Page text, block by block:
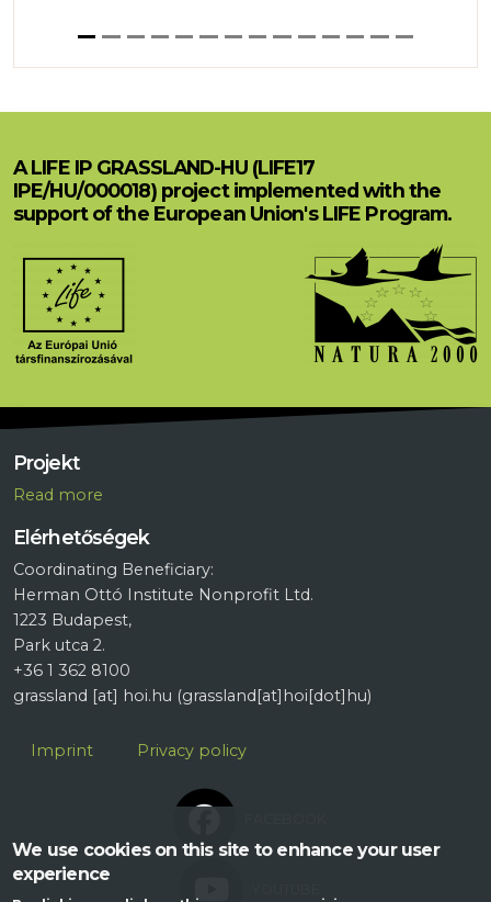
A LIFE IP GRASSLAND-HU (LIFE17
IPE/HU/000018) project implemented with the
support of the European Union's LIFE Program.
Projekt
Read more
Elérhetőségek
Coordinating Beneficiary:
Herman Ottó Institute Nonprofit Ltd.
1223 Budapest,
Park utca 2.
+36 1 362 8100
grassland [at] hoi.hu (grassland[at]hoi[dot]hu)
Lábléc
Imprint Privacy policy
We use cookies on this site to enhance your user
experience